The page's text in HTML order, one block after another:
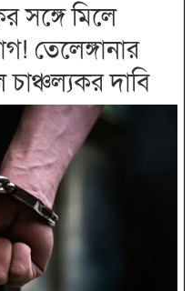
সঙ্গে মিলে
তেলেঙ্গানার
দাবি